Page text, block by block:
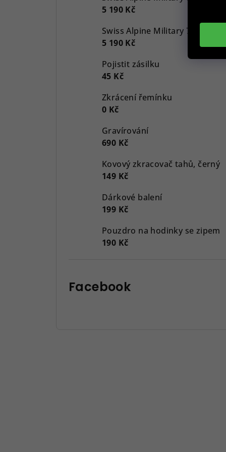
5 190 Kč
5 190 Kč
Pojistit zásilku
45 Kč
Zkrácení řemínku
0 Kč
Gravírování
690 Kč
Kovový zkracovač tahů, černý
149 Kč
Dárkové balení
199 Kč
Pouzdro na hodinky se zipem
190 Kč
Facebook